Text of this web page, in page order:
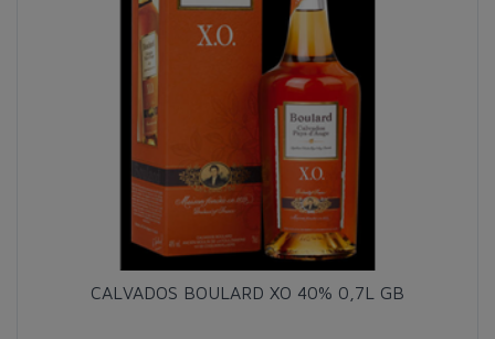
CALVADOS BOULARD XO 40% 0,7L GB